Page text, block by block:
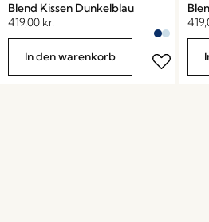
Blend Kissen Dunkelblau
419,00 kr.
In den warenkorb